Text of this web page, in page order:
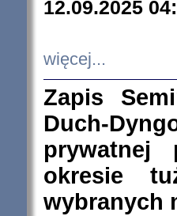
12.09.2025
więcej...
Zapis
Duch-
prywatnej
okresie
wybranych